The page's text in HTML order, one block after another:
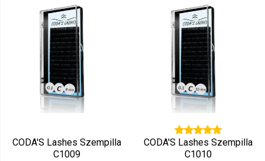
CODA'S Lashes Szempilla
C1009
CODA'S Lashes Szempilla
C1010